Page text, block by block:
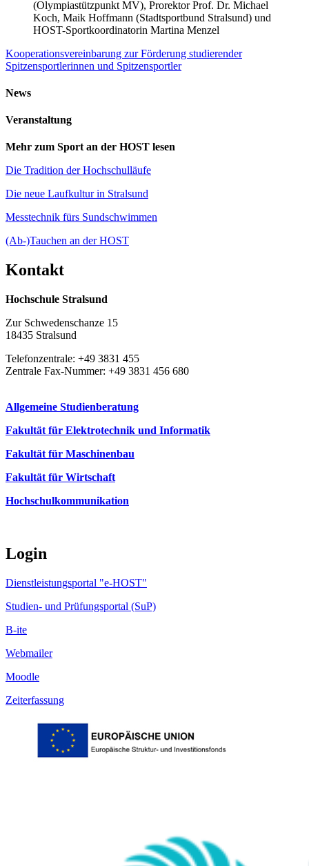
(Olympiastützpunkt MV), Prorektor Prof. Dr. Michael
Koch, Maik Hoffmann (Stadtsportbund Stralsund) und
HOST-Sportkoordinatorin Martina Menzel
Kooperationsvereinbarung zur Förderung studierender
Spitzensportlerinnen und Spitzensportler
News
Ver­an­stal­tung
Mehr zum Sport an der HOST lesen
Die Tradition der Hochschulläufe
Die neue Laufkultur in Stralsund
Messtechnik fürs Sundschwimmen
(Ab-)Tauchen an der HOST
Kon­takt
Hochschule Stralsund
Zur Schwedenschanze 15
18435 Stralsund
Telefonzentrale: +49 3831 455
Zentrale Fax-Nummer: +49 3831 456 680
Allgemeine Studienberatung
Fakultät für Elektrotechnik und Informatik
Fakultät für Maschinenbau
Fakultät für Wirtschaft
Hochschulkommunikation
Login
Dienstleistungsportal "e-HOST"
Studien- und Prüfungsportal (SuP)
B-ite
Webmailer
Moodle
Zeiterfassung